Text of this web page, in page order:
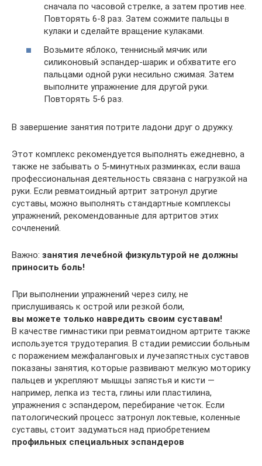
сначала по часовой стрелке, а затем против нее.
Повторять 6-8 раз. Затем сожмите пальцы в
кулаки и сделайте вращение кулаками.
Возьмите яблоко, теннисный мячик или
силиконовый эспандер-шарик и обхватите его
пальцами одной руки несильно сжимая. Затем
выполните упражнение для другой руки.
Повторять 5-6 раз.
В завершение занятия потрите ладони друг о дружку.
Этот комплекс рекомендуется выполнять ежедневно, а
также не забывать о 5-минутных разминках, если ваша
профессиональная деятельность связана с нагрузкой на
руки. Если ревматоидный артрит затронул другие
суставы, можно выполнять стандартные комплексы
упражнений, рекомендованные для артритов этих
сочленений.
Важно: занятия лечебной физкультурой не должны
приносить боль!
При выполнении упражнений через силу, не
прислушиваясь к острой или резкой боли,
вы можете только навредить своим суставам!
В качестве гимнастики при ревматоидном артрите также
используется трудотерапия. В стадии ремиссии больным
с поражением межфаланговых и лучезапястных суставов
показаны занятия, которые развивают мелкую моторику
пальцев и укрепляют мышцы запястья и кисти —
например, лепка из теста, глины или пластилина,
упражнения с эспандером, перебирание четок. Если
патологический процесс затронул локтевые, коленные
суставы, стоит задуматься над приобретением
профильных специальных эспандеров